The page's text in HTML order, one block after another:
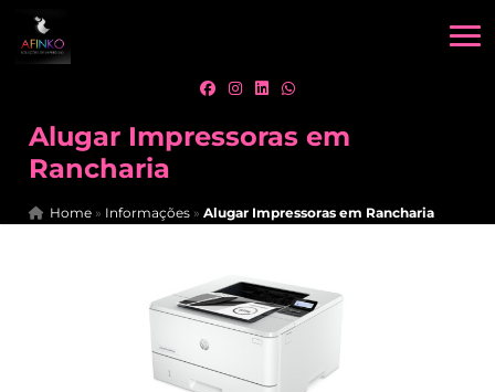
Alugar Impressoras em
Rancharia
Home » Informações »Alugar Impressoras em Rancharia